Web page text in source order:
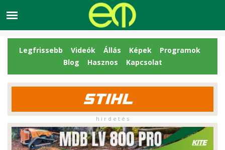
Legfrissebb Videók Állás Képek
Programok
Blog
Hasznos Kapcsolat
h i r d e t é s